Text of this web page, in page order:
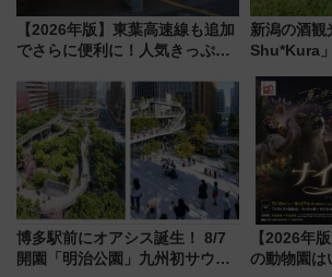
【2026年版】東葉高速線も追加
でさらに便利に！人気きっぷ
今年も発売 秋・早春に千葉県を
巡るなら使い勝手・コスパ抜群
新潟の酒観
Shu*Kura
別企画
博多駅前にオアシス誕生！ 8/7
開園「明治公園」九州初サウナ
【2026年
の動物園は